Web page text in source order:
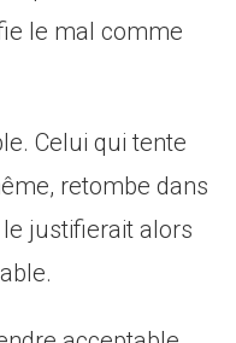
le mal comme
Celui qui tente
retombe dans
justifierait alors